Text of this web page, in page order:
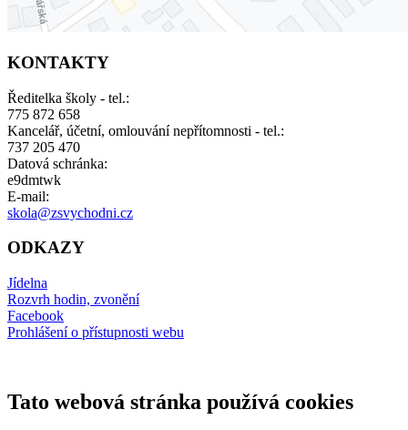
KONTAKTY
Ředitelka školy - tel.:
775 872 658
Kancelář, účetní, omlouvání nepřítomnosti - tel.:
737 205 470
Datová schránka:
e9dmtwk
E-mail:
skola@zsvychodni.cz
ODKAZY
Jídelna
Rozvrh hodin, zvonění
Facebook
Prohlášení o přístupnosti webu
Tato webová stránka používá cookies